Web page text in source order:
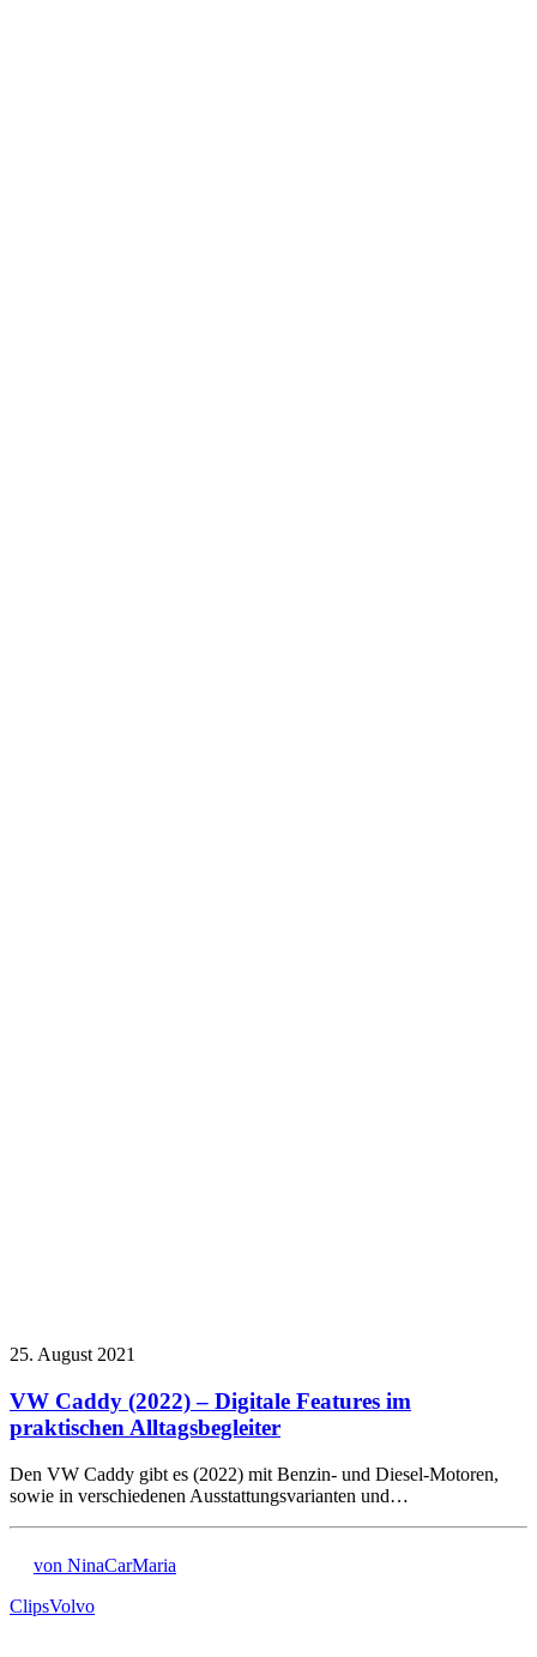
25. August 2021
VW Caddy (2022) – Digitale Features im
praktischen Alltagsbegleiter
Den VW Caddy gibt es (2022) mit Benzin- und Diesel-Motoren,
sowie in verschiedenen Ausstattungsvarianten und…
von NinaCarMaria
ClipsVolvo